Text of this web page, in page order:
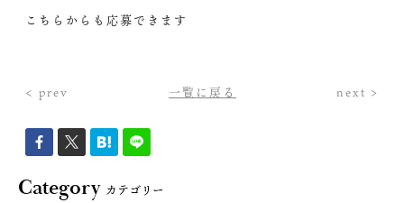
こちらからも応募できます
< prev 一覧に戻る next >
Categoryカテゴリー